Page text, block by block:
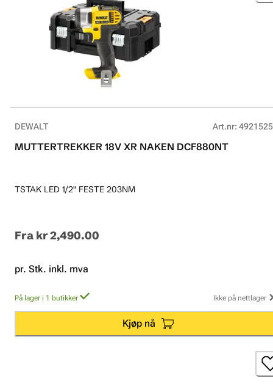
DEWALT Art.nr:
MUTTERTREKKER 18V XR NAKEN DCF880NT
TSTAK LED 1/2" FESTE 203NM
Fra kr 2,490.00
pr. Stk. inkl. mva
På lager i 1 butikker Ikke på nettlager
Kjøp nå